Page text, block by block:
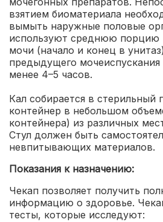
взятием биоматериала
вымыть наружные половые
используют среднюю порцию
мочи (начало и конец в
предыдущего
менее 4–5 часов.
Кал собирается в стерильный
контейнер в небольшом
контейнера) из различных
Стул должен быть
невпитывающих материалов.
Показания к назначению:
Чекап позволяет получить
информацию о здоровье.
тесты, которые исследуют: